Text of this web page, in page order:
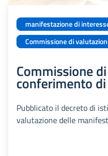
manifestazione di
Commissione di
Commissione
conferimento
Pubblicato il decreto di
valutazione delle